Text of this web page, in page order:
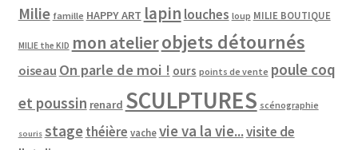
Milie famille HAPPY ART lapin louches loup MILIE BOUTIQUE
MILIE the KID mon atelierobjets détournés
oiseau On parle de moi ! ours points de vente poule coq
et poussin renard SCULPTURES scénographie
souris stagethéière vache vie va la vie...visite de